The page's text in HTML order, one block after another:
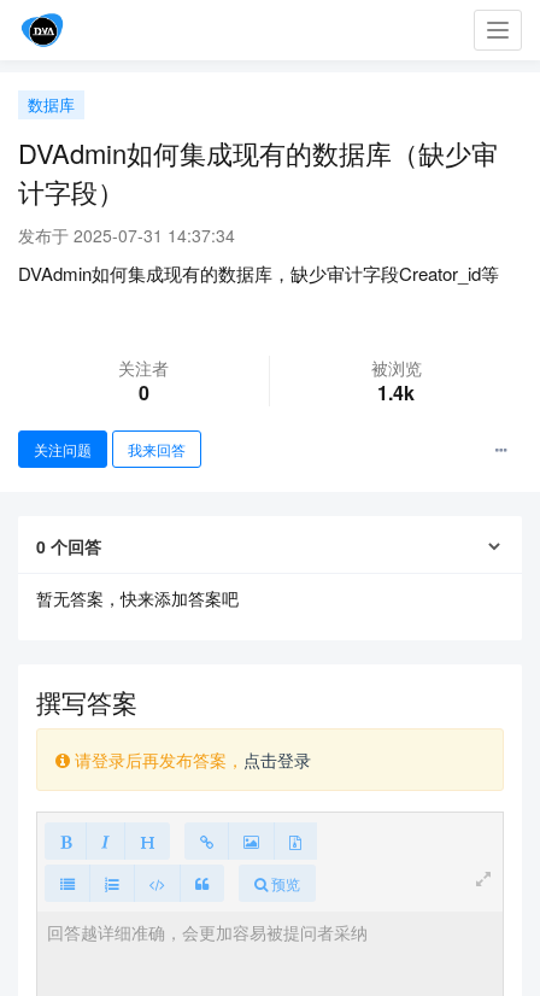
数据库
DVAdmin如何集成现有的数据库（缺少审
计字段）
发布于 2025-07-31 14:37:34
DVAdmin如何集成现有的数据库，缺少审计字段Creator_id等
关注者
0
被浏览
1.4k
关注问题 我来回答
0 个回答
暂无答案，快来添加答案吧
撰写答案
请登录后再发布答案， 点击登录
预览